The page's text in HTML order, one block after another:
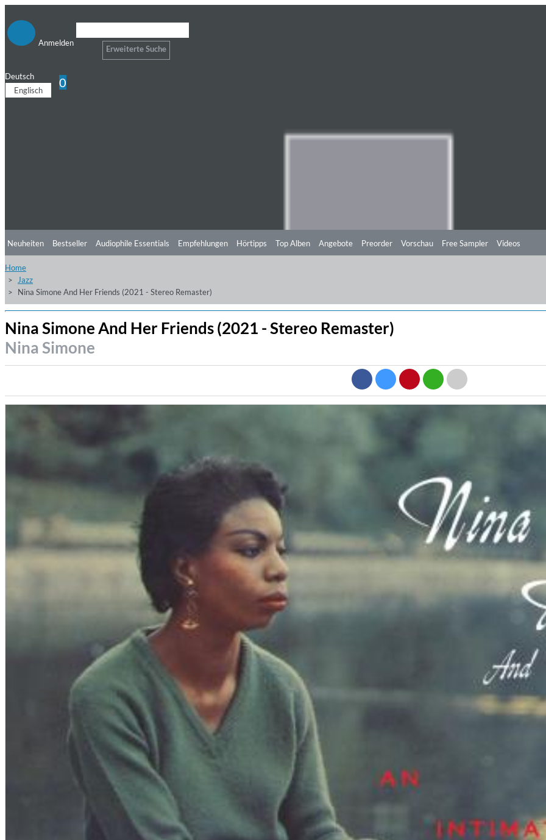
Anmelden
Erweiterte Suche
Deutsch
Englisch
0
Chuck Timely & The Hourglass
Neuheiten Bestseller Audiophile Essentials Empfehlungen Hörtipps Top Alben Angebote Preorder Vorschau Free Sampler Videos
Home
Jazz
Nina Simone And Her Friends (2021 - Stereo Remaster)
Nina Simone And Her Friends (2021 - Stereo Remaster)
Nina Simone